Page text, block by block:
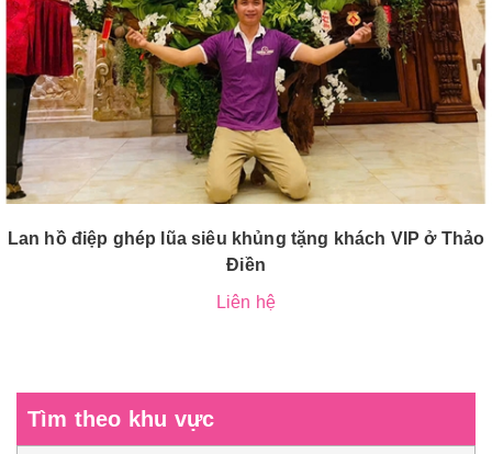
Lan hồ điệp ghép lũa siêu khủng tặng khách VIP ở Thảo
Điền
Liên hệ
Tìm theo khu vực